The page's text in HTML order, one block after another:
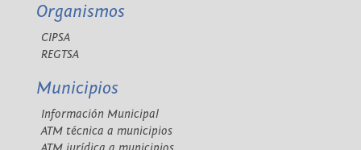
Organismos
CIPSA
REGTSA
Municipios
Información Municipal
ATM técnica a municipios